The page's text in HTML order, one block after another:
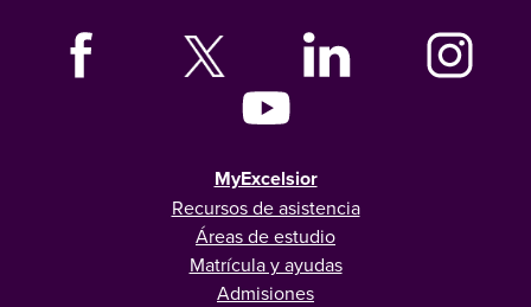
MyExcelsior
Recursos de asistencia
Áreas de estudio
Matrícula y ayudas
Admisiones